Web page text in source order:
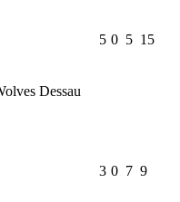
Dessau
5 0 5 15
3 0 7 9